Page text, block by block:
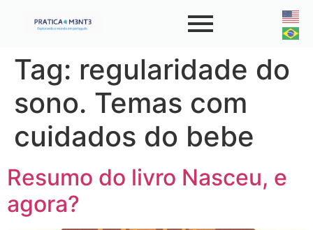
Tag: regularidade do
sono. Temas com
cuidados do bebe
Resumo do livro Nasceu, e
agora?